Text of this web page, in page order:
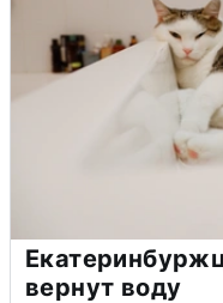
вернут воду